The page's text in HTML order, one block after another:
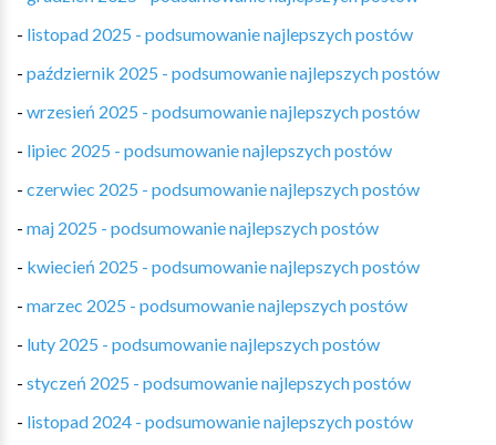
- listopad 2025 - podsumowanie najlepszych postów
- październik 2025 - podsumowanie najlepszych postów
- wrzesień 2025 - podsumowanie najlepszych postów
- lipiec 2025 - podsumowanie najlepszych postów
- czerwiec 2025 - podsumowanie najlepszych postów
- maj 2025 - podsumowanie najlepszych postów
- kwiecień 2025 - podsumowanie najlepszych postów
- marzec 2025 - podsumowanie najlepszych postów
- luty 2025 - podsumowanie najlepszych postów
- styczeń 2025 - podsumowanie najlepszych postów
- listopad 2024 - podsumowanie najlepszych postów